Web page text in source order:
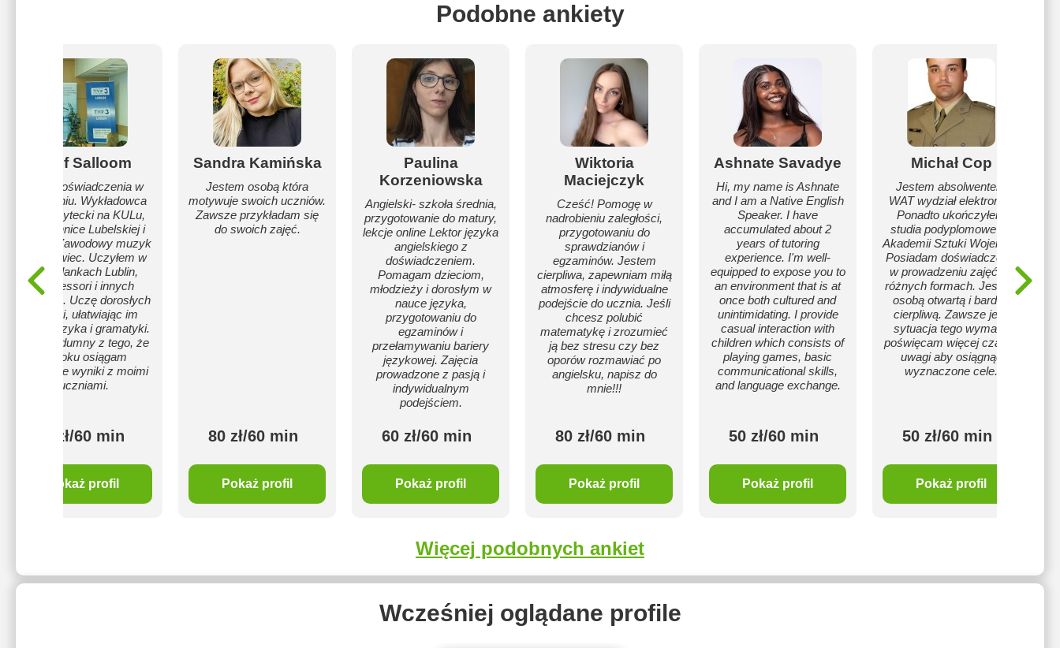
Podobne ankiety
Asef Salloom
30 lat doświadczenia w
nauczaniu. Wykładowca
uniwersytecki na KULu,
Politechnice Lubelskiej i
WSPA. Zawodowy muzyk
i sportowiec. Uczyłem w
Urszulankach Lublin,
Montessori i innych
szkołach. Uczę dorosłych
i dzieci, ułatwiając im
naukę języka i gramatyki.
Jestem dumny z tego, że
co roku osiągam
najlepsze wyniki z moimi
uczniami.
70 zł/60 min
Pokaż profil
Sandra Kamińska
Jestem osobą która
motywuje swoich uczniów.
Zawsze przykładam się
do swoich zajęć.
80 zł/60 min
Pokaż profil
Paulina
Korzeniowska
Angielski- szkoła średnia,
przygotowanie do matury,
lekcje online Lektor języka
angielskiego z
doświadczeniem.
Pomagam dzieciom,
młodzieży i dorosłym w
nauce języka,
przygotowaniu do
egzaminów i
przełamywaniu bariery
językowej. Zajęcia
prowadzone z pasją i
indywidualnym
podejściem.
60 zł/60 min
Pokaż profil
Wiktoria
Maciejczyk
Cześć! Pomogę w
nadrobieniu zaległości,
przygotowaniu do
sprawdzianów i
egzaminów. Jestem
cierpliwa, zapewniam miłą
atmosferę i indywidualne
podejście do ucznia. Jeśli
chcesz polubić
matematykę i zrozumieć
ją bez stresu czy bez
oporów rozmawiać po
angielsku, napisz do
mnie!!!
80 zł/60 min
Pokaż profil
Ashnate Savadye
Hi, my name is Ashnate
and I am a Native English
Speaker. I have
accumulated about 2
years of tutoring
experience. I'm well-
equipped to expose you to
an environment that is at
once both cultured and
unintimidating. I provide
casual interaction with
children which consists of
playing games, basic
communicational skills,
and language exchange.
50 zł/60 min
Pokaż profil
Michał Cop
Jestem absolwentem
WAT wydział elektroniki.
Ponadto ukończyłem
studia podyplomowe na
Akademii Sztuki Wojennej.
Posiadam doświadczenie
w prowadzeniu zajęć, w
różnych formach. Jestem
osobą otwartą i bardzo
cierpliwą. Zawsze jeśli
sytuacja tego wymaga
poświęcam więcej czasu i
uwagi aby osiągnąć
wyznaczone cele.
50 zł/60 min
Pokaż profil
Więcej podobnych ankiet
Wcześniej oglądane profile